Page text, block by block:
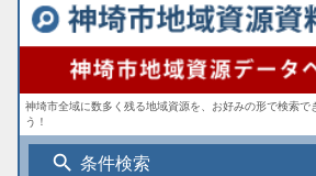
神埼市全域に数多く残る地域資源を、お好みの形で検索で
う！
search 条件検索